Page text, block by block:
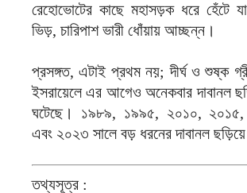
রেহোভোটের কাছে মহাসড়ক ধরে হেঁটে
ভিড়, চারিপাশ ভারী ধোঁয়ায় আচ্ছন্ন।
প্রসঙ্গত, এটাই প্রথম নয়; দীর্ঘ ও শুষ্ক
ইসরায়েলে এর আগেও অনেকবার দাবানল
ঘটেছে। ১৯৮৯, ১৯৯৫, ২০১০,
এবং ২০২৩ সালে বড় ধরনের দাবানল
তথ্যসূত্র :